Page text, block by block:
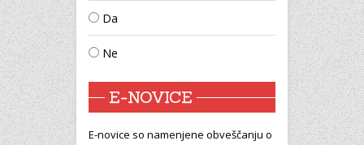
Da
Ne
E-NOVICE
E-novice so namenjene obveščanju o